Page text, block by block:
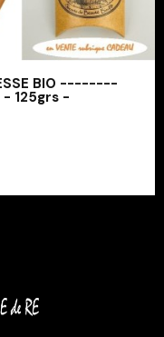
BIO --------
- 125grs -